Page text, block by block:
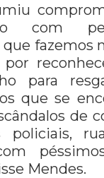
com
fazemos
por
para
que se
de
policiais,
Mendes.